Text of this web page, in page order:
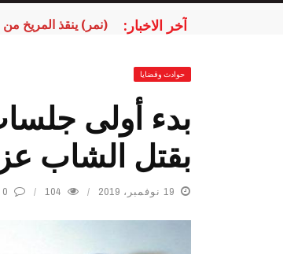
آخر الاخبار: (نمر) ينقذ المريخ من
حوادث وقضايا
بدء أولى
بقتل الشاب
19 نوفمبر، 2019 104
0